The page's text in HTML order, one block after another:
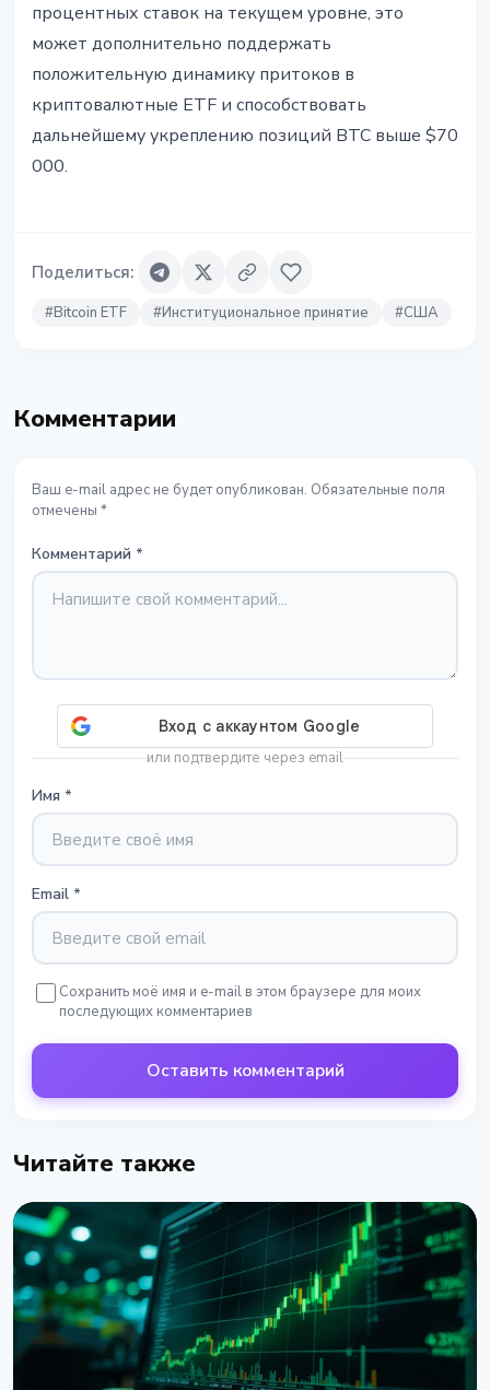
процентных ставок на текущем уровне, это
может дополнительно поддержать
положительную динамику притоков в
криптовалютные ETF и способствовать
дальнейшему укреплению позиций BTC выше $70
000.
Поделиться:
#Bitcoin ETF #Институциональное принятие #США
Комментарии
Ваш e-mail адрес не будет опубликован. Обязательные поля
отмечены *
Комментарий *
или подтвердите через email
Имя *
Email *
Сохранить моё имя и e-mail в этом браузере для моих
последующих комментариев
Оставить комментарий
Читайте также